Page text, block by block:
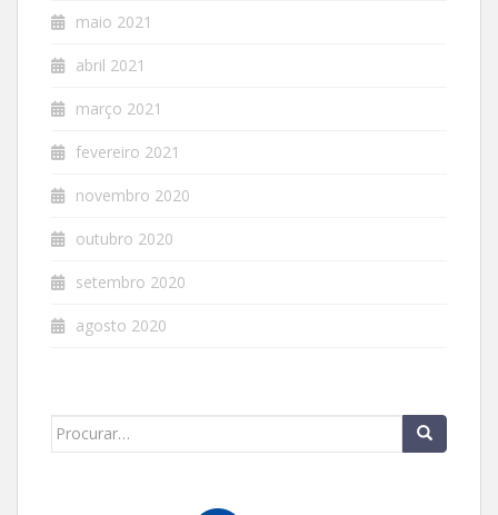
maio 2021
abril 2021
março 2021
fevereiro 2021
novembro 2020
outubro 2020
setembro 2020
agosto 2020